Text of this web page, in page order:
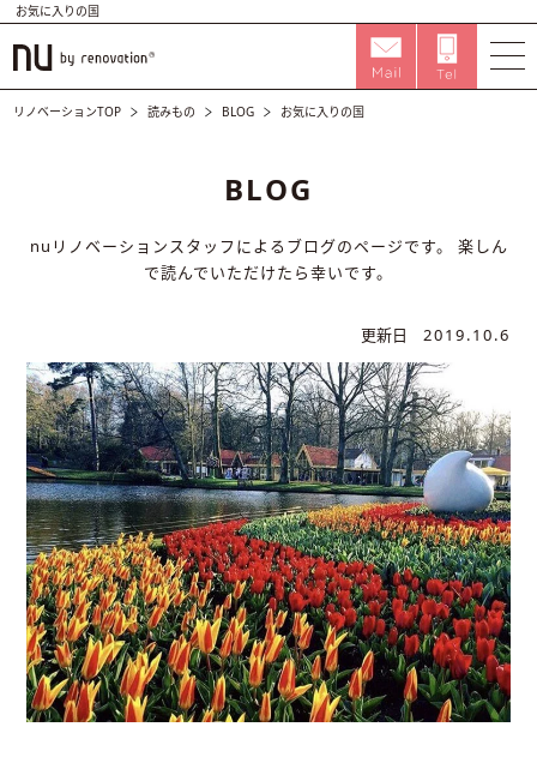
お気に入りの国
リノベーションTOP 読みもの BLOG お気に入りの国
BLOG
nuリノベーションスタッフによるブログのページです。
楽しん
で読んでいただけたら幸いです。
更新日 2019.10.6